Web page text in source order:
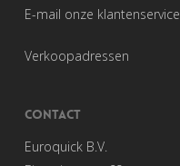
E-mail onze klantenservice
Verkoopadressen
CONTACT
Euroquick B.V.